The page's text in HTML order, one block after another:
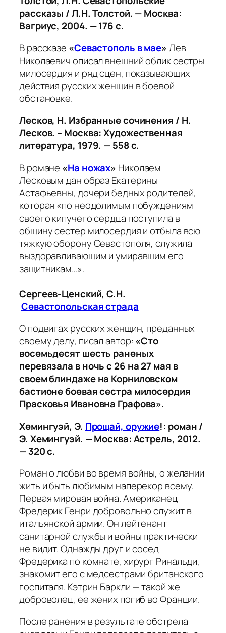
рассказы / Л.Н. Толстой. — Москва:
Вагриус, 2004. — 176 с.
В рассказе «Севастополь в мае» Лев
Николаевич описал внешний облик сестры
милосердия и ряд сцен, показывающих
действия русских женщин в боевой
обстановке.
Лесков, Н. Избранные сочинения / Н.
Лесков. – Москва: Художественная
литература, 1979. — 558 с.
В романе «На ножах» Николаем
Лесковым дан образ Екатерины
Астафьевны, дочери бедных родителей,
которая «по неодолимым побуждениям
своего кипучего сердца поступила в
общину сестер милосердия и отбыла всю
тяжкую оборону Севастополя, служила
выздоравливающим и умиравшим его
защитникам…».
Сергеев-Ценский, С.Н.
Севастопольская страда
О подвигах русских женщин, преданных
своему делу, писал автор:«Сто
восемьдесят шесть раненых
перевязала в ночь с 26 на 27 мая в
своем блиндаже на Корниловском
бастионе боевая сестра милосердия
Прасковья Ивановна Графова».
Хемингуэй, Э. Прощай, оружие!: роман /
Э. Хемингуэй. — Москва: Астрель, 2012.
— 320 с.
Роман о любви во время войны, о желании
жить и быть любимым наперекор всему.
Первая мировая война. Американец
Фредерик Генри добровольно служит в
итальянской армии. Он лейтенант
санитарной службы и войны практически
не видит. Однажды друг и сосед
Фредерика по комнате, хирург Ринальди,
знакомит его с медсестрами британского
госпиталя. Кэтрин Баркли — такой же
доброволец, ее жених погиб во Франции.
После ранения в результате обстрела